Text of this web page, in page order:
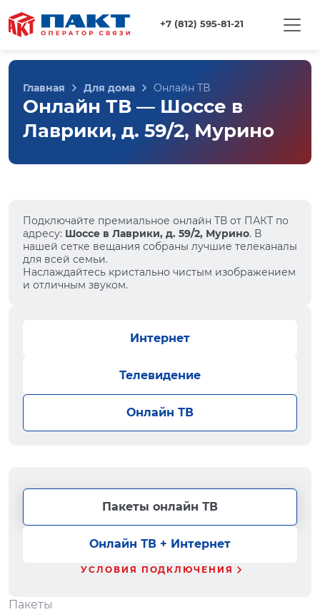
+7 (812) 595-81-21
Главная Для дома Онлайн ТВ
Онлайн ТВ — Шоссе в
Лаврики, д. 59/2, Мурино
Подключайте премиальное онлайн ТВ от ПАКТ по
адресу: Шоссе в Лаврики, д. 59/2, Мурино. В
нашей сетке вещания собраны лучшие телеканалы
для всей семьи.
Наслаждайтесь кристально чистым изображением
и отличным звуком.
Интернет
Телевидение
Онлайн ТВ
Пакеты онлайн ТВ
Онлайн ТВ + Интернет
УСЛОВИЯ ПОДКЛЮЧЕНИЯ
Пакеты